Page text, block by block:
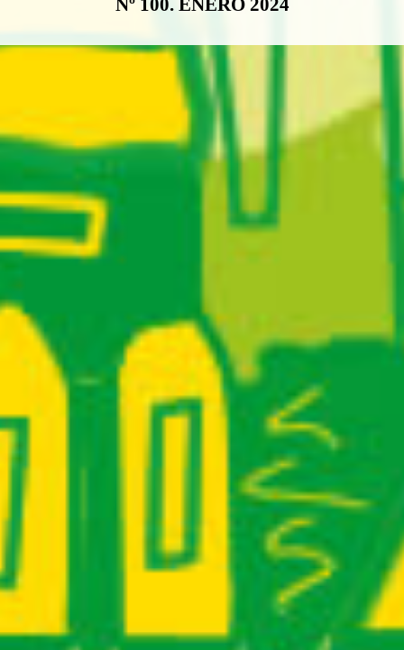
Nº 100. ENERO 2024